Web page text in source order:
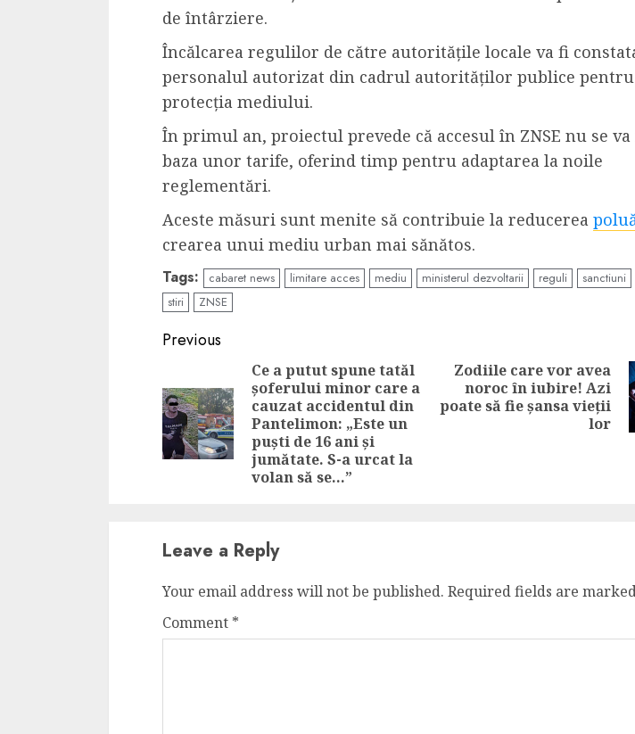
de întârziere.
Încălcarea regulilor de către autoritățile locale va fi
personalul autorizat din cadrul autorităților publice pentru
protecția mediului.
În primul an, proiectul prevede că accesul în ZNSE nu se va
baza unor tarife, oferind timp pentru adaptarea la noile
reglementări.
Aceste măsuri sunt menite să contribuie la reducerea
crearea unui mediu urban mai sănătos.
Tags: cabaret news limitare acces mediu ministerul dezvoltarii reguli sanctiuni
stiri
ZNSE
Continue
Reading
Previous
Previous
Ce a putut spune tatăl
șoferului minor care a
cauzat accidentul din
Pantelimon: „Este un
puști de 16 ani și
jumătate. S-a urcat la
volan să se…”
Next
post:
Zodiile care vor avea
noroc în iubire! Azi
poate să fie șansa vieții
lor
Leave a Reply
Your email address will not be published. Required fields are
Comment *